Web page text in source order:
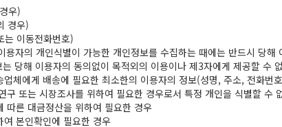
우)
경우)
는 이동전화번호)
자의 개인식별이 가능한 개인정보를 수집하는 때에는 반드시 당해
당해 이용자의 동의없이 목적외의 이용이나 제3자에게 제공할
업체에게 배송에 필요한 최소한의 이용자의 정보(성명, 주소, 전화번
구 또는 시장조사를 위하여 필요한 경우로서 특정 개인을 식별할 수
따른 대금정산을 위하여 필요한 경우
본인확인에 필요한 경우